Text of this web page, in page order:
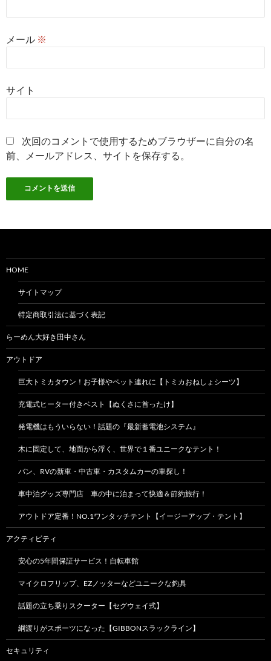
メール ※
サイト
次回のコメントで使用するためブラウザーに自分の名
前、メールアドレス、サイトを保存する。
HOME
サイトマップ
特定商取引法に基づく表記
らーめん大好き田中さん
アウトドア
巨大トミカタウン！お子様やペット連れに【トミカおねしょシーツ】
充電式ヒーター付きベスト【ぬくさに首ったけ】
発電機はもういらない！話題の『最新蓄電池システム』
木に固定して、地面から浮く、世界で１番ユニークなテント！
バン、RVの新車・中古車・カスタムカーの車探し！
車中泊グッズ専門店 車の中に泊まって快適＆節約旅行！
アウトドア定番！NO.1ワンタッチテント【イージーアップ・テント】
アクティビティ
安心の5年間保証サービス！自転車館
マイクロフリップ、EZノッターなどユニークな釣具
話題の立ち乗りスクーター【セグウェイ式】
綱渡りがスポーツになった【GIBBONスラックライン】
セキュリティ